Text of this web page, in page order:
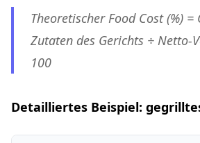
Theoretischer Food Cost (%)
Zutaten des Gerichts ÷ Netto-
100
Detailliertes Beispiel: